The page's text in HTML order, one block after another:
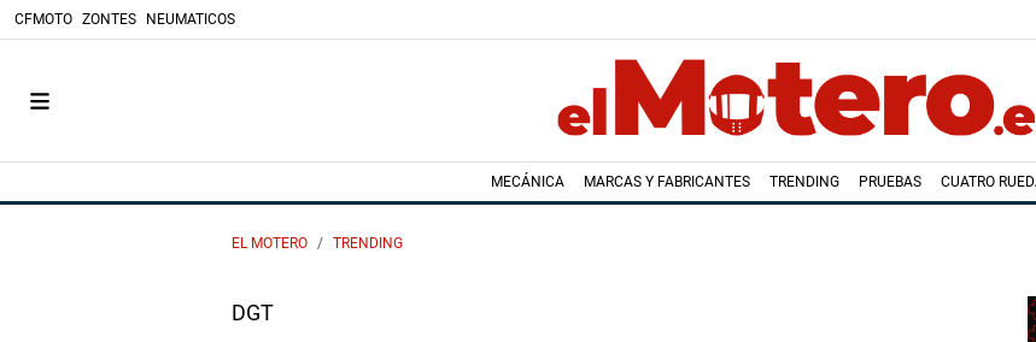
CFMOTO ZONTES NEUMATICOS
MECÁNICA MARCAS Y FABRICANTES TRENDING PRUEBAS CUATRO
EL MOTERO TRENDING
DGT